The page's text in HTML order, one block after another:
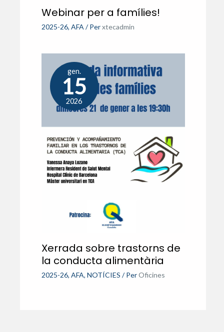
Webinar per a famílies!
2025-26, AFA / Per xtecadmin
gen.
15
2026
Xerrada sobre trastorns de
la conducta alimentària
2025-26, AFA, NOTÍCIES / Per Oficines